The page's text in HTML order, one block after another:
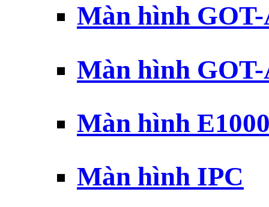
Màn hình
Màn hình
Màn hình
Màn hình IPC